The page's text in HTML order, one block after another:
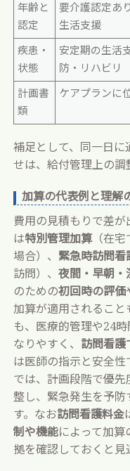
年齢と
認定
要介護認定あ
生活支援
疾患・
状態
安定期の生活
防・リハビリ
計画書
類
ケアプランに
補足として、同一日に
せは、給付管理上の調
加算の代表例と理解
費用の見積もりで差
は特別管理加算（在宅
場合）、 緊急時訪問看
訪問）、 夜間・早朝・
のための初回時の評価
加算が適用されること
も、医療的管理や24
なりやすく、 訪問看護
は医師の指示と安全
では、計画段階で優先
整し、緊急発生を予
す。なお訪問看護料金
制や機能によって加算
拠を確認しておくと見